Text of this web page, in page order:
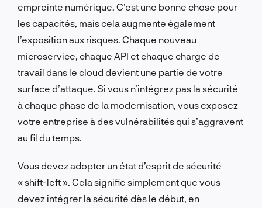
empreinte numérique. C’est une bonne chose pour
les capacités, mais cela augmente également
l’exposition aux risques. Chaque nouveau
microservice, chaque API et chaque charge de
travail dans le cloud devient une partie de votre
surface d’attaque. Si vous n’intégrez pas la sécurité
à chaque phase de la modernisation, vous exposez
votre entreprise à des vulnérabilités qui s’aggravent
au fil du temps.
Vous devez adopter un état d’esprit de sécurité
« shift-left ». Cela signifie simplement que vous
devez intégrer la sécurité dès le début, en